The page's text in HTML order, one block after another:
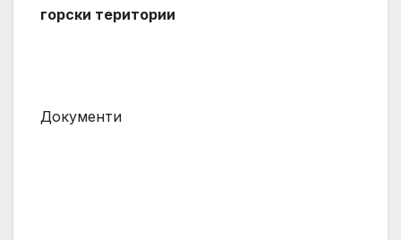
горски територии
Документи